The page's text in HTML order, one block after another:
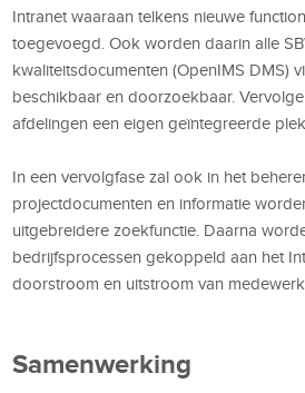
Intranet waaraan telkens nieuwe
toegevoegd. Ook worden daarin alle
kwaliteitsdocumenten (OpenIMS DMS)
beschikbaar en doorzoekbaar.
afdelingen een eigen geïntegreerde
In een vervolgfase zal ook in het
projectdocumenten en informatie
uitgebreidere zoekfunctie. Daarna
bedrijfsprocessen gekoppeld aan het
doorstroom en uitstroom van
Samenwerking